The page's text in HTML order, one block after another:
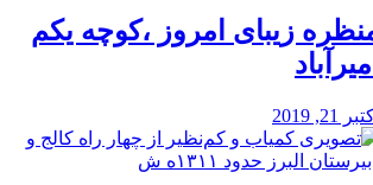
زیبای امروز ،کوچه یکم
امیرآباد
21, 2019